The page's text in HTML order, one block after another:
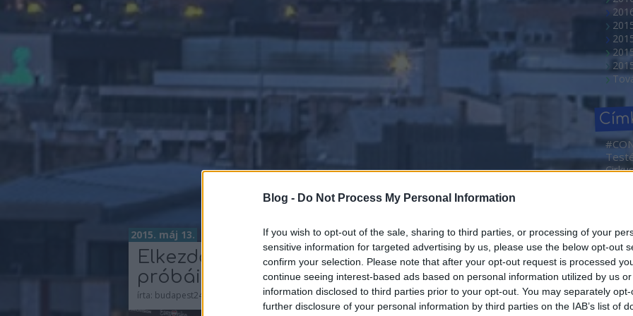
Blog - Do Not Process My Personal Information
If you wish to opt-out of the sale, sharing to third parties, or processing of your
sensitive information for targeted advertising by us, please use the below opt-out
confirm your selection. Please note that after your opt-out request is processed
continue seeing interest-based ads based on personal information utilized by us
information disclosed to third parties prior to your opt-out. You may separately
further disclosure of your personal information by third parties on the IAB’s list of
2015. máj 10.
Világsztárokkal
énekel Boggie
Bécsben
2015. máj 13.
Elkezdődtek Boggie
próbái Bécsben
írta: budapest24
Dóra
Ada